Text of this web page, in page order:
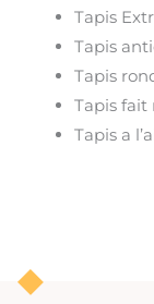
Tapis
Tapis
Tapis
Tapis fait
Tapis a